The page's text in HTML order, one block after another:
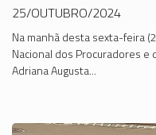
25/OUTUBRO/2024
Na manhã desta sexta-feira
Nacional dos Procuradores e
Adriana Augusta...